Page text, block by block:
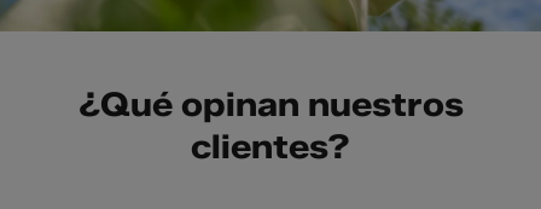
¿Qué opinan nuestros
clientes?